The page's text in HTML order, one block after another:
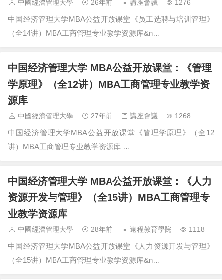
中國經濟管理大學 26年前 講座會議 1276
中国经济管理大学MBA公益开放课堂《员工选聘与培训管理》
（全14讲）MBA工商管理专业教学资源库&n…
中国经济管理大学 MBA公益开放课堂：《管理
学原理》（全12讲）MBA工商管理专业教学资
源库
中國經濟管理大學 27年前 講座會議 1268
中国经济管理大学MBA公益开放课堂《管理学原理》（全12
讲）MBA工商管理专业教学资源库 …
中国经济管理大学 MBA公益开放课堂：《人力
资源开发与管理》（全15讲）MBA工商管理专
业教学资源库
中國經濟管理大學 28年前 遠程教育學院 1118
中国经济管理大学MBA公益开放课堂《人力资源开发与管理》
（全15讲）MBA工商管理专业教学资源库&n…